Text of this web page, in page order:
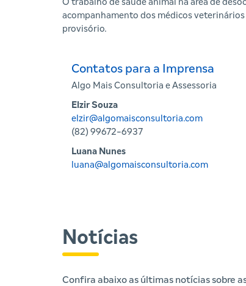
O trabalho de saúde animal na área de
acompanhamento dos médicos
provisório.
Contatos para a Imprensa
Algo Mais Consultoria e Assessoria
Elzir Souza
elzir@algomaisconsultoria.com
(82) 99672-6937
Luana Nunes
luana@algomaisconsultoria.com
Notícias
Confira abaixo as últimas notícias sobre